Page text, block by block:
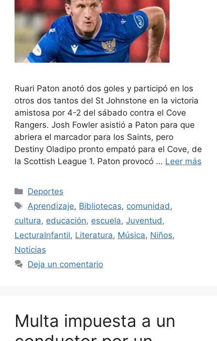
Ruari Paton anotó dos goles y participó en los
otros dos tantos del St Johnstone en la victoria
amistosa por 4-2 del sábado contra el Cove
Rangers. Josh Fowler asistió a Paton para que
abriera el marcador para los Saints, pero
Destiny Oladipo pronto empató para el Cove, de
la Scottish League 1. Paton provocó … Leer más
Categorías
Deportes
Etiquetas
Aprendizaje, Bibliotecas, comunidad ,
cultura, educación, escuela, Juventud ,
LecturaInfantil, Literatura, Música, Niños,
Noticias
Deja un comentario
Multa impuesta a un